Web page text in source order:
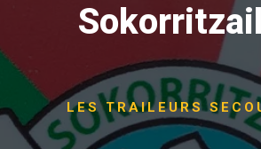
LES TRAILEURS